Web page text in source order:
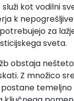
kot vodilni
k
za
sveta.
obstaja
Z množico